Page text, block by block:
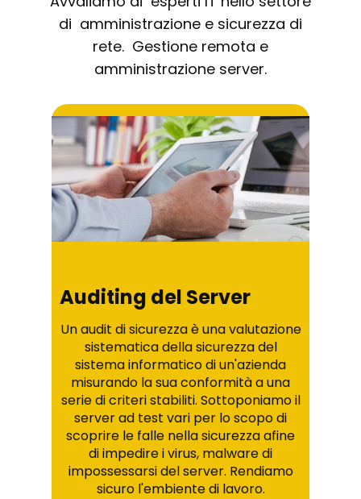
di amministrazione e sicurezza di
rete. Gestione remota e
amministrazione server.
Auditing del Server
Un audit di sicurezza è una valutazione
sistematica della sicurezza del
sistema informatico di un'azienda
misurando la sua conformità a una
serie di criteri stabiliti. Sottoponiamo il
server ad test vari per lo scopo di
scoprire le falle nella sicurezza afine
di impedire i virus, malware di
impossessarsi del server. Rendiamo
sicuro l'embiente di lavoro.